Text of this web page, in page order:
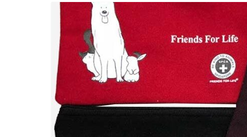
hướng
xứ
Thanh